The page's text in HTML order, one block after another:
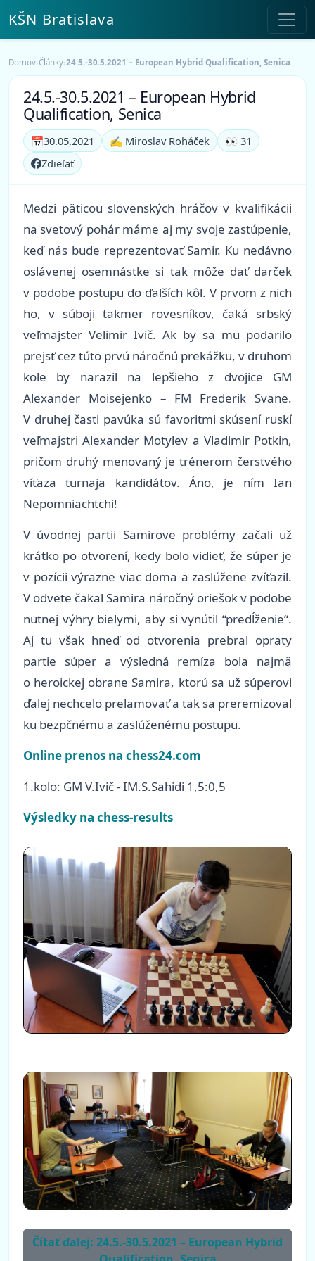
KŠN Bratislava
Domov›Články›24.5.-30.5.2021 – European Hybrid Qualification, Senica
24.5.-30.5.2021 – European Hybrid
Qualification, Senica
📅30.05.2021 ✍️ Miroslav Roháček
👀 31
Zdieľať
Medzi päticou slovenských hráčov v kvalifikácii
na svetový pohár máme aj my svoje zastúpenie,
keď nás bude reprezentovať Samir. Ku nedávno
oslávenej osemnástke si tak môže dať darček
v podobe postupu do ďalších kôl. V prvom z nich
ho, v súboji takmer rovesníkov, čaká srbský
veľmajster Velimir Ivič. Ak by sa mu podarilo
prejsť cez túto prvú náročnú prekážku, v druhom
kole by narazil na lepšieho z dvojice GM
Alexander Moisejenko – FM Frederik Svane.
V druhej časti pavúka sú favoritmi skúsení ruskí
veľmajstri Alexander Motylev a Vladimir Potkin,
pričom druhý menovaný je trénerom čerstvého
víťaza turnaja kandidátov. Áno, je ním Ian
Nepomniachtchi!
V úvodnej partii Samirove problémy začali už
krátko po otvorení, kedy bolo vidieť, že súper je
v pozícii výrazne viac doma a zaslúžene zvíťazil.
V odvete čakal Samira náročný oriešok v podobe
nutnej výhry bielymi, aby si vynútil “predĺženie“.
Aj tu však hneď od otvorenia prebral opraty
partie súper a výsledná remíza bola najmä
o heroickej obrane Samira, ktorú sa už súperovi
ďalej nechcelo prelamovať a tak sa preremizoval
ku bezpčnému a zaslúženému postupu.
Online prenos na chess24.com
1.kolo: GM V.Ivič - IM.S.Sahidi 1,5:0,5
Výsledky na chess-results
Čítať ďalej: 24.5.-30.5.2021 – European Hybrid